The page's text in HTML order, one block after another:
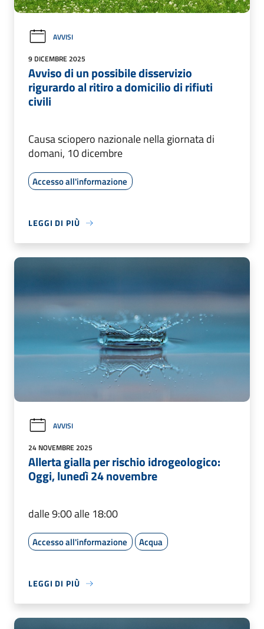
AVVISI
9 DICEMBRE 2025
Avviso di un possibile disservizio
rigurardo al ritiro a domicilio di rifiuti
civili
Causa sciopero nazionale nella giornata di
domani, 10 dicembre
Accesso all'informazione
LEGGI DI PIÙ
AVVISI
24 NOVEMBRE 2025
Allerta gialla per rischio idrogeologico:
Oggi, lunedì 24 novembre
dalle 9:00 alle 18:00
Accesso all'informazione Acqua
LEGGI DI PIÙ